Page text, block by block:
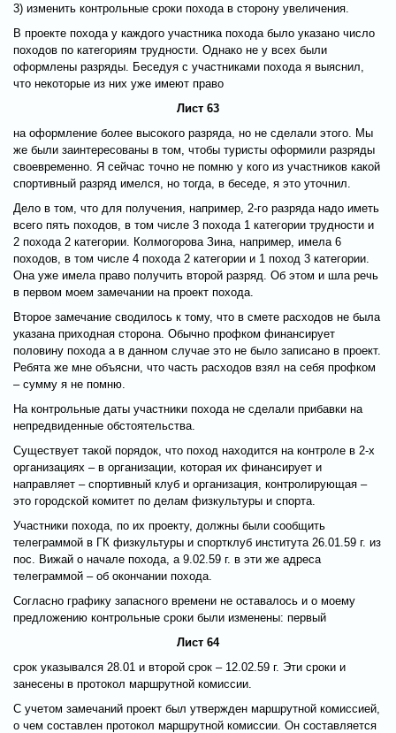
3) изменить контрольные сроки похода в сторону увеличения.
В проекте похода у каждого участника похода было указано число
походов по категориям трудности. Однако не у всех были
оформлены разряды. Беседуя с участниками похода я выяснил,
что некоторые из них уже имеют право
Лист 63
на оформление более высокого разряда, но не сделали этого. Мы
же были заинтересованы в том, чтобы туристы оформили разряды
своевременно. Я сейчас точно не помню у кого из участников какой
спортивный разряд имелся, но тогда, в беседе, я это уточнил.
Дело в том, что для получения, например, 2-го разряда надо иметь
всего пять походов, в том числе 3 похода 1 категории трудности и
2 похода 2 категории. Колмогорова Зина, например, имела 6
походов, в том числе 4 похода 2 категории и 1 поход 3 категории.
Она уже имела право получить второй разряд. Об этом и шла речь
в первом моем замечании на проект похода.
Второе замечание сводилось к тому, что в смете расходов не была
указана приходная сторона. Обычно профком финансирует
половину похода а в данном случае это не было записано в проект.
Ребята же мне объясни, что часть расходов взял на себя профком
– сумму я не помню.
На контрольные даты участники похода не сделали прибавки на
непредвиденные обстоятельства.
Существует такой порядок, что поход находится на контроле в 2-х
организациях – в организации, которая их финансирует и
направляет – спортивный клуб и организация, контролирующая –
это городской комитет по делам физкультуры и спорта.
Участники похода, по их проекту, должны были сообщить
телеграммой в ГК физкультуры и спортклуб института 26.01.59 г. из
пос. Вижай о начале похода, а 9.02.59 г. в эти же адреса
телеграммой – об окончании похода.
Согласно графику запасного времени не оставалось и о моему
предложению контрольные сроки были изменены: первый
Лист 64
срок указывался 28.01 и второй срок – 12.02.59 г. Эти сроки и
занесены в протокол маршрутной комиссии.
С учетом замечаний проект был утвержден маршрутной комиссией,
о чем составлен протокол маршрутной комиссии. Он составляется